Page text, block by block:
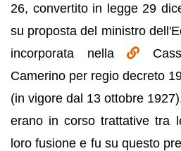
26, convertito in legge 29
su proposta del ministro
incorporata nella
Camerino per regio decreto
(in vigore dal 13 ottobre
erano in corso trattative tra
loro fusione e fu su questo